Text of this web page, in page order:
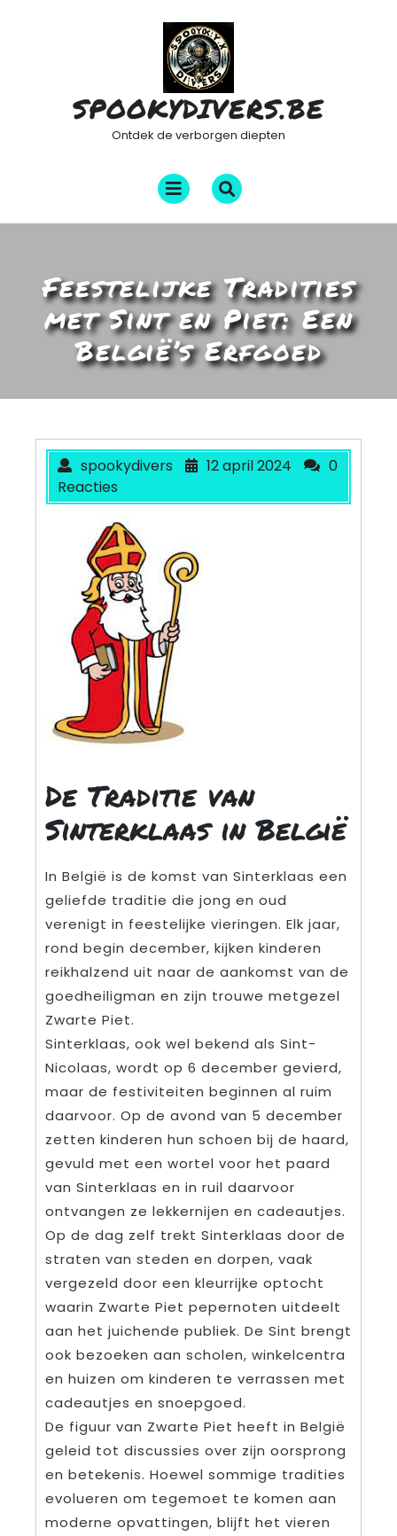
SPOOKYDIVERS.BE
Ontdek de verborgen diepten
Menu
openen
Feestelijke Tradities
met Sint en Piet: Een
België’s Erfgoed
spookydivers 12 april 2024
0
Reacties
De Traditie van
Sinterklaas in België
In België is de komst van Sinterklaas een
geliefde traditie die jong en oud
verenigt in feestelijke vieringen. Elk jaar,
rond begin december, kijken kinderen
reikhalzend uit naar de aankomst van de
goedheiligman en zijn trouwe metgezel
Zwarte Piet.
Sinterklaas, ook wel bekend als Sint-
Nicolaas, wordt op 6 december gevierd,
maar de festiviteiten beginnen al ruim
daarvoor. Op de avond van 5 december
zetten kinderen hun schoen bij de haard,
gevuld met een wortel voor het paard
van Sinterklaas en in ruil daarvoor
ontvangen ze lekkernijen en cadeautjes.
Op de dag zelf trekt Sinterklaas door de
straten van steden en dorpen, vaak
vergezeld door een kleurrijke optocht
waarin Zwarte Piet pepernoten uitdeelt
aan het juichende publiek. De Sint brengt
ook bezoeken aan scholen, winkelcentra
en huizen om kinderen te verrassen met
cadeautjes en snoepgoed.
De figuur van Zwarte Piet heeft in België
geleid tot discussies over zijn oorsprong
en betekenis. Hoewel sommige tradities
evolueren om tegemoet te komen aan
moderne opvattingen, blijft het vieren